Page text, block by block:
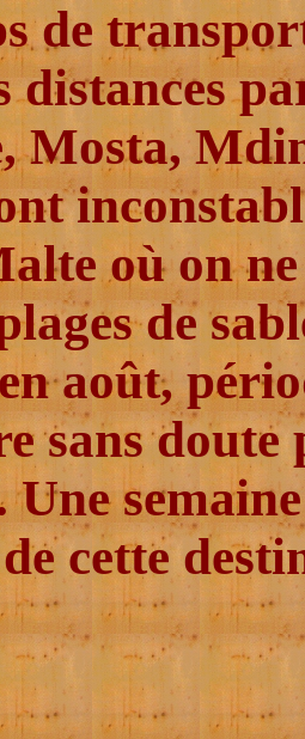
de
distances
Mosta,
où on
de
août,
sans
Une
cette